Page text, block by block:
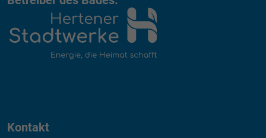
Kontakt